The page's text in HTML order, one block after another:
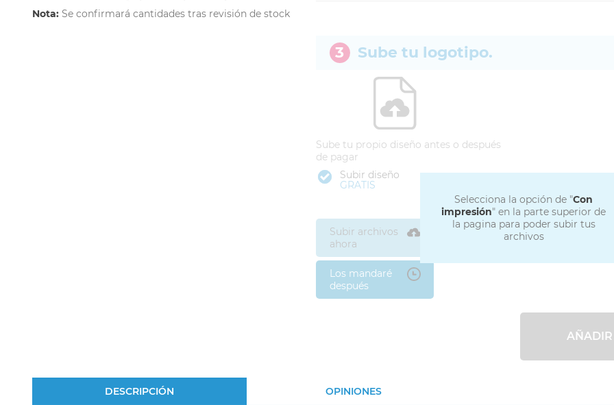
Nota: Se confirmará cantidades tras revisión de stock
Selecciona la opción de "Con
impresión" en la parte superior de
la pagina para poder subir tus
archivos
3 Sube tu logotipo.
Sube tu propio diseño antes o después
de pagar
Subir diseño
GRATIS
Subir archivos
ahora
Los mandaré
después
DESCRIPCIÓN OPINIONES